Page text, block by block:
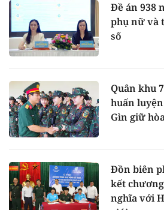
Đề án 938
phụ nữ và
số
Quân khu
huấn
Gìn giữ
Đồn biên
kết
nghĩa với